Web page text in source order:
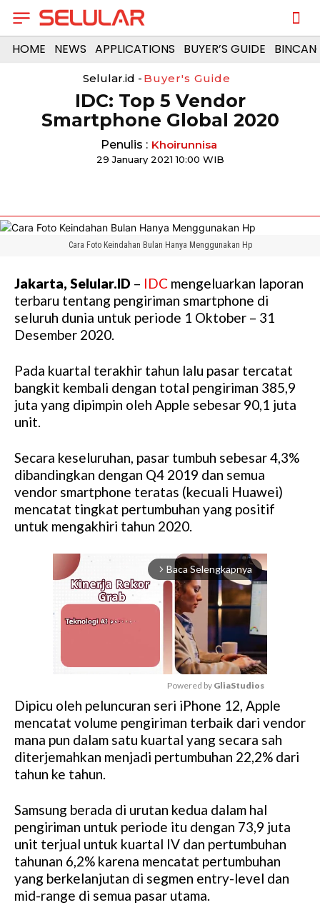
HOME NEWS APPLICATIONS BUYER’S GUIDE
Selular.id - Buyer's Guide
IDC: Top 5 Vendor
Smartphone Global 2020
Penulis : Khoirunnisa
29 January 2021 10:00 WIB
Cara Foto Keindahan Bulan Hanya Menggunakan Hp
Jakarta, Selular.ID – IDC mengeluarkan laporan
terbaru tentang pengiriman smartphone di
seluruh dunia untuk periode 1 Oktober – 31
Desember 2020.
Pada kuartal terakhir tahun lalu pasar tercatat
bangkit kembali dengan total pengiriman 385,9
juta yang dipimpin oleh Apple sebesar 90,1 juta
unit.
Secara keseluruhan, pasar tumbuh sebesar 4,3%
dibandingkan dengan Q4 2019 dan semua
vendor smartphone teratas (kecuali Huawei)
mencatat tingkat pertumbuhan yang positif
untuk mengakhiri tahun 2020.
arrow_forward_ios Baca Selengkapnya
M
u
t
e
Powered by GliaStudios
Dipicu oleh peluncuran seri iPhone 12, Apple
mencatat volume pengiriman terbaik dari vendor
mana pun dalam satu kuartal yang secara sah
diterjemahkan menjadi pertumbuhan 22,2% dari
tahun ke tahun.
Samsung berada di urutan kedua dalam hal
pengiriman untuk periode itu dengan 73,9 juta
unit terjual untuk kuartal IV dan pertumbuhan
tahunan 6,2% karena mencatat pertumbuhan
yang berkelanjutan di segmen entry-level dan
mid-range di semua pasar utama.